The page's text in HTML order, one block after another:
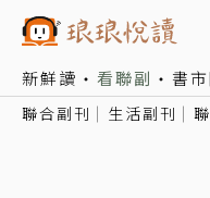
新鮮讀 看聯副 書
聯合副刊 生活副刊